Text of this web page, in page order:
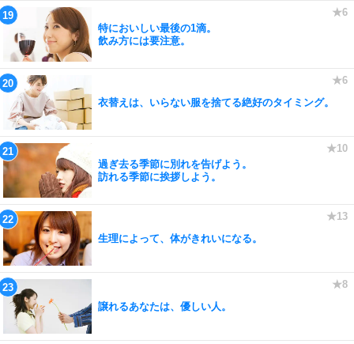
特においしい最後の1滴。
飲み方には要注意。
衣替えは、いらない服を捨てる絶好のタイミング。
過ぎ去る季節に別れを告げよう。
訪れる季節に挨拶しよう。
生理によって、体がきれいになる。
譲れるあなたは、優しい人。